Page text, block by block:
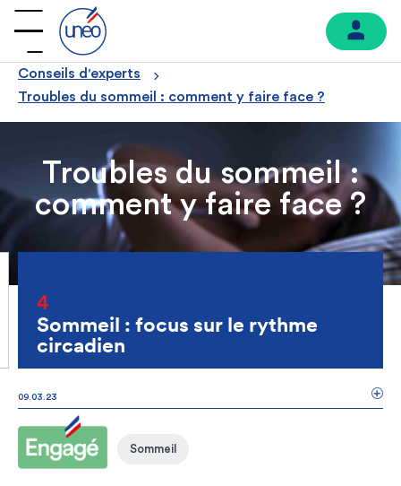
Conseils d'experts
Troubles du sommeil : comment y faire face ?
Troubles du sommeil :
comment y faire face ?
4
Sommeil : focus sur le rythme
circadien
09.03.23
CONSEILS D'EXPERTS
Sommeil